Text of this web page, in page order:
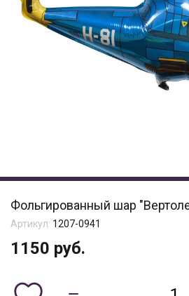
Фольгированный шар
Артикул: 1207-0941
1150 руб.